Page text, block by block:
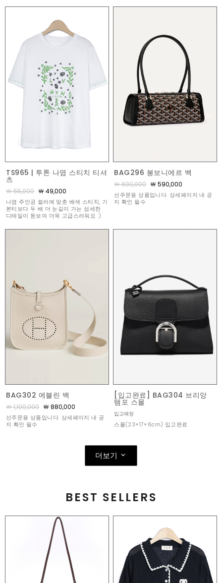
TS965 | 투톤 나염 스티치 티셔
츠
￦ 55,000 ￦ 49,000
나염 주인공 컬러에 맞춘 배색 스티치, 기
본티보다 두 배 더 눈길이 가는 섬세한
디테일이 돋보여 더욱 고급스러워요 :)
BAG296 봉보니에르 백
￦ 690,000 ￦ 590,000
선주문용 상품입니다. 상세페이지 내 공
지 확인 필수
BAG302 에블린 백
￦ 1,100,000 ￦ 880,000
선주문용 상품입니다. 상세페이지 내 공
지 확인 필수
[입고완료] BAG304 브리앙
템포 스몰
입고예정
스몰(23×17×6cm) 입고완료
더보기
BEST SELLERS